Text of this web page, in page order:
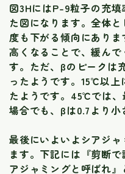
図3HにはP-9粒子の充
た図になります。全体
度も下がる傾向にあり
高くなることで、緩ん
す。ただ、βのピークは
ったようです。15℃以上
たようです。45℃では、
場合でも、βは0.7より小
最後にいよいよシアジ
ます。下記には『剪断
アジャミングと呼ばれ』